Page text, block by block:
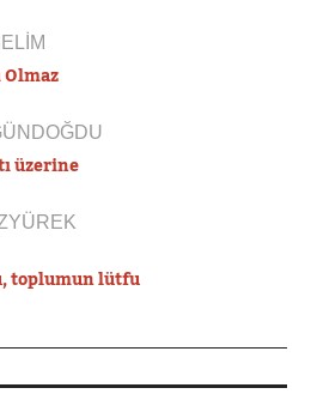
Olmaz
üzerine
toplumun lütfu